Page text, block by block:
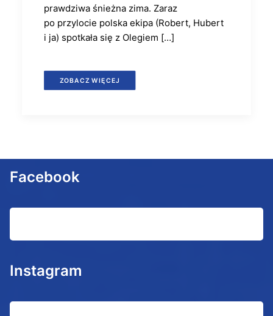
prawdziwa śnieżna zima. Zaraz
po przylocie polska ekipa (Robert, Hubert
i ja) spotkała się z Olegiem […]
ZOBACZ WIĘCEJ
Facebook
Instagram